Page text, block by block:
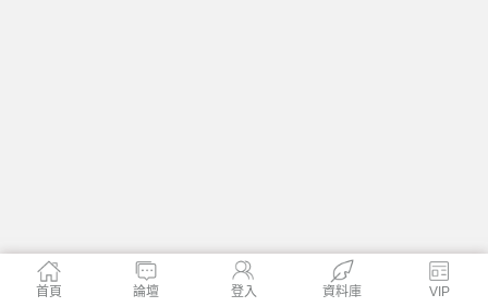
首頁 論壇 登入 資料庫 VIP